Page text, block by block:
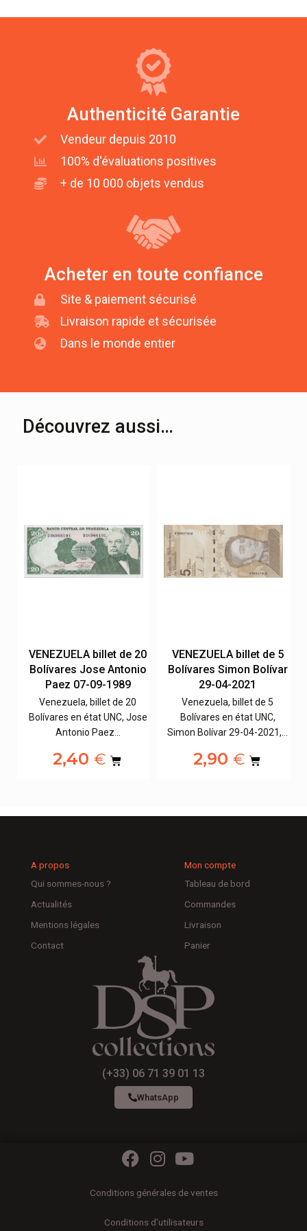
Authenticité Garantie
Vendeur depuis 2010
100% d'évaluations positives
+ de 10 000 objets vendus
Acheter en toute confiance
Site & paiement sécurisé
Livraison rapide et sécurisée
Dans le monde entier
Découvrez aussi…
VENEZUELA billet de 20
Bolívares Jose Antonio
Paez 07-09-1989
Venezuela, billet de 20
Bolívares en état UNC, Jose
Antonio Paez…
2,40 €
VENEZUELA billet de 5
Bolívares Simon Bolívar
29-04-2021
Venezuela, billet de 5
Bolívares en état UNC,
Simon Bolívar 29-04-2021,…
2,90 €
A propos
Qui sommes-nous ?
Actualités
Mentions légales
Contact
Mon compte
Tableau de bord
Commandes
Livraison
Panier
(+33) 06 71 39 01 13
WhatsApp
F
c
b
I
s
a
Y
u
u
Conditions générales de ventes
Conditions d’utilisateurs